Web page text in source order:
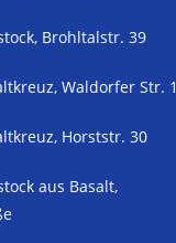
Brohltalstr. 39
Waldorfer Str. 1
Horststr. 30
aus Basalt,